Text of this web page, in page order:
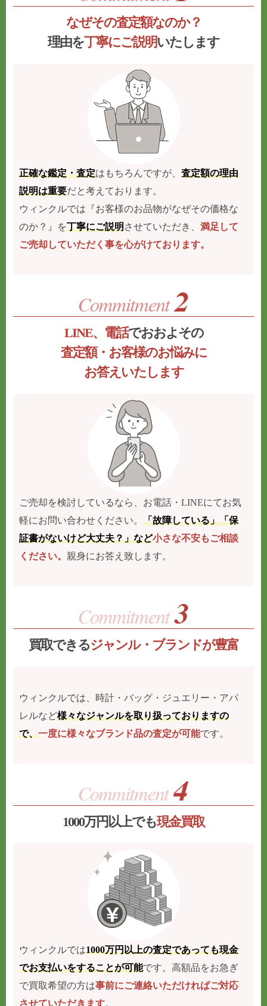
なぜその査定額なのか？
理由を丁寧にご説明いたします
正確な鑑定・査定はもちろんですが、査定額の理由
説明は重要だと考えております。
ウィンクルでは『お客様のお品物がなぜその価格な
のか？』を丁寧にご説明させていただき、満足して
ご売却していただく事を心がけております。
LINE、電話でおおよその
査定額・お客様のお悩みに
お答えいたします
ご売却を検討しているなら、お電話・LINEにてお気
軽にお問い合わせください。「故障している」「保
証書がないけど大丈夫？」など小さな不安もご相談
ください。 親身にお答え致します。
買取できるジャンル・ブランドが豊富
ウィンクルでは、時計・バッグ・ジュエリー・アパ
レルなど様々なジャンルを取り扱っておりますの
で、一度に様々なブランド品の査定が可能です。
1000万円以上でも現金買取
ウィンクルでは1000万円以上の査定であっても現金
でお支払いをすることが可能です。高額品をお急ぎ
で買取希望の方は事前にご連絡いただければご対応
させていただきます。